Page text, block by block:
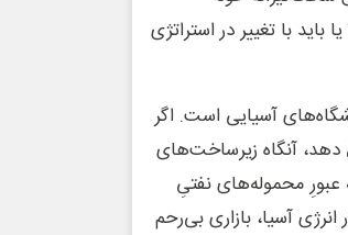
با تغییر در استراتژی
آسیایی است. اگر
دهد، آنگاه زیرساخت‌های
عبورِ محموله‌های نفتیِ
آسیا، بازاری بی‌رحم